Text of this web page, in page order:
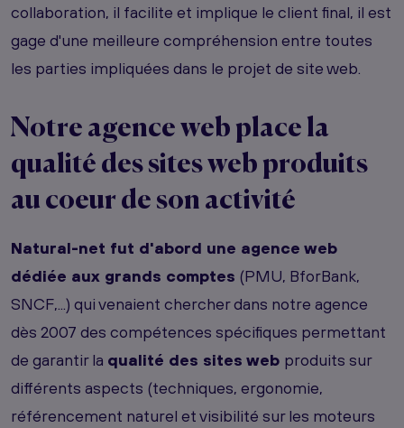
collaboration, il facilite et implique le client final, il est
gage d'une meilleure compréhension entre toutes
les parties impliquées dans le projet de site web.
Notre agence web place la
qualité des sites web produits
au coeur de son activité
Natural-net fut d'abord une agence web
dédiée aux grands comptes (PMU, BforBank,
SNCF,...) qui venaient chercher dans notre agence
dès 2007 des compétences spécifiques permettant
de garantir la qualité des sites web produits sur
différents aspects (techniques, ergonomie,
référencement naturel et visibilité sur les moteurs